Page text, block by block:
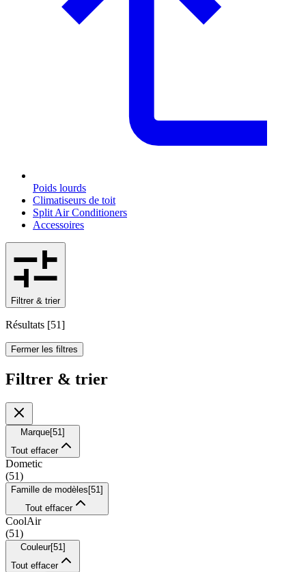
Poids lourds
Climatiseurs de toit
Split Air Conditioners
Accessoires
Filtrer & trier
Résultats [51]
Fermer les filtres
Filtrer & trier
Marque[51 ]
Tout effacer
Dometic
(51)
Famille de modèles [51 ]
Tout effacer
CoolAir
(51)
Couleur[51 ]
Tout effacer